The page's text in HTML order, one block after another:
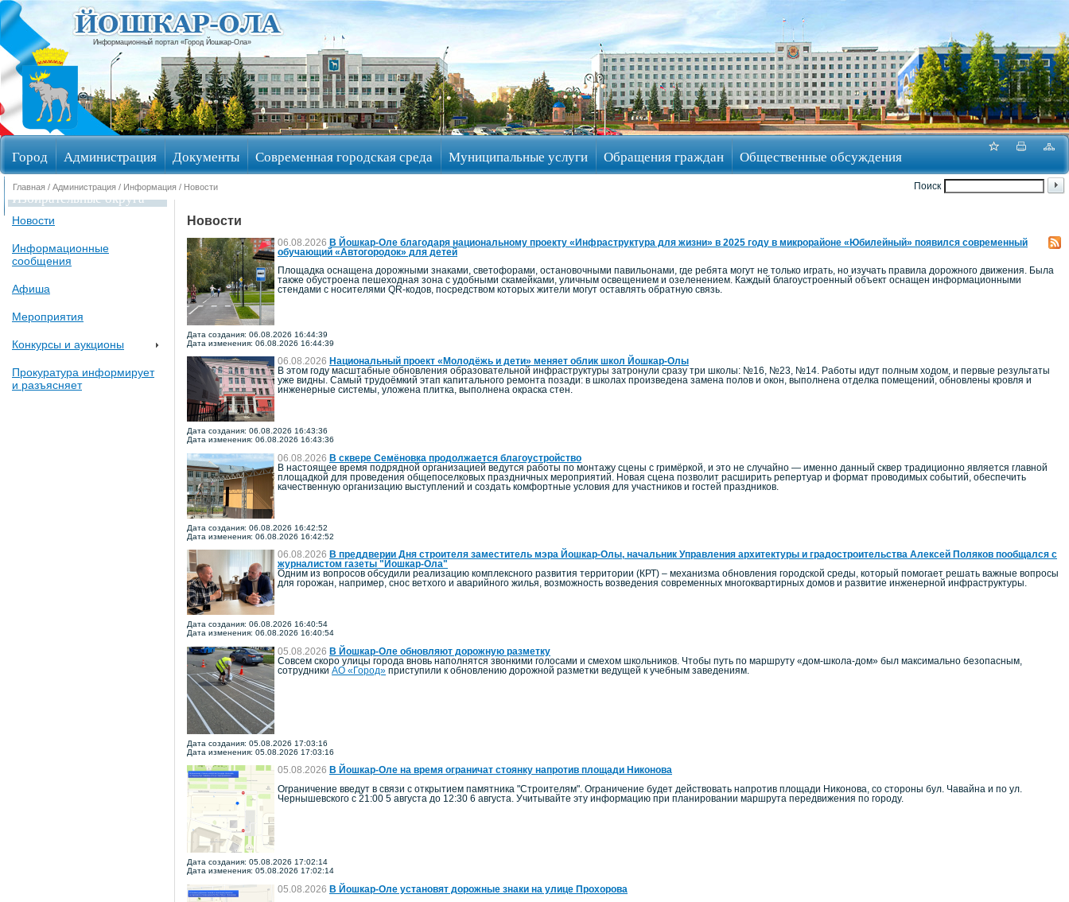
Информационный портал «Город Йошкар-Ола»
Город Администрация Документы Современная городская среда Муниципальные услуги Обращения граждан Общественные обсуждения
Избирательные округа
Поиск
Главная / Администрация / Информация / Новости
Новости
Информационные
сообщения
Афиша
Мероприятия
Конкурсы и аукционы
Прокуратура информирует
и разъясняет
Новости
06.08.2026 В Йошкар-Оле благодаря национальному проекту «Инфраструктура для жизни» в 2025 году в микрорайоне «Юбилейный» появился современный
обучающий «Автогородок» для детей
Площадка оснащена дорожными знаками, светофорами, остановочными павильонами, где ребята могут не только играть, но изучать правила дорожного движения. Была
также обустроена пешеходная зона с удобными скамейками, уличным освещением и озеленением. Каждый благоустроенный объект оснащен информационными
стендами с носителями QR-кодов, посредством которых жители могут оставлять обратную связь.
Дата создания: 06.08.2026 16:44:39
Дата изменения: 06.08.2026 16:44:39
06.08.2026 Национальный проект «Молодёжь и дети» меняет облик школ Йошкар-Олы
В этом году масштабные обновления образовательной инфраструктуры затронули сразу три школы: №16, №23, №14. Работы идут полным ходом, и первые результаты
уже видны. Самый трудоёмкий этап капитального ремонта позади: в школах произведена замена полов и окон, выполнена отделка помещений, обновлены кровля и
инженерные системы, уложена плитка, выполнена окраска стен.
Дата создания: 06.08.2026 16:43:36
Дата изменения: 06.08.2026 16:43:36
06.08.2026 В сквере Семёновка продолжается благоустройство
В настоящее время подрядной организацией ведутся работы по монтажу сцены с гримёркой, и это не случайно — именно данный сквер традиционно является главной
площадкой для проведения общепоселковых праздничных мероприятий. Новая сцена позволит расширить репертуар и формат проводимых событий, обеспечить
качественную организацию выступлений и создать комфортные условия для участников и гостей праздников.
Дата создания: 06.08.2026 16:42:52
Дата изменения: 06.08.2026 16:42:52
06.08.2026 В преддверии Дня строителя заместитель мэра Йошкар-Олы, начальник Управления архитектуры и градостроительства Алексей Поляков пообщался с
журналистом газеты "Йошкар-Ола"
Одним из вопросов обсудили реализацию комплексного развития территории (КРТ) – механизма обновления городской среды, который помогает решать важные вопросы
для горожан, например, снос ветхого и аварийного жилья, возможность возведения современных многоквартирных домов и развитие инженерной инфраструктуры.
Дата создания: 06.08.2026 16:40:54
Дата изменения: 06.08.2026 16:40:54
05.08.2026 В Йошкар-Оле обновляют дорожную разметку
Совсем скоро улицы города вновь наполнятся звонкими голосами и смехом школьников. Чтобы путь по маршруту «дом-школа-дом» был максимально безопасным,
сотрудники АО «Город» приступили к обновлению дорожной разметки ведущей к учебным заведениям.
Дата создания: 05.08.2026 17:03:16
Дата изменения: 05.08.2026 17:03:16
05.08.2026 В Йошкар-Оле на время ограничат стоянку напротив площади Никонова
Ограничение введут в связи с открытием памятника "Строителям". Ограничение будет действовать напротив площади Никонова, со стороны бул. Чавайна и по ул.
Чернышевского с 21:00 5 августа до 12:30 6 августа. Учитывайте эту информацию при планировании маршрута передвижения по городу.
Дата создания: 05.08.2026 17:02:14
Дата изменения: 05.08.2026 17:02:14
05.08.2026 В Йошкар-Оле установят дорожные знаки на улице Прохорова